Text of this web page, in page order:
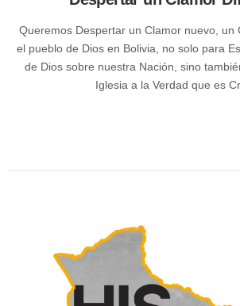
Queremos Despertar un Clamor nuevo, un
el pueblo de Dios en Bolivia, no solo para
de Dios sobre nuestra Nación, sino
Iglesia a la Verdad que es